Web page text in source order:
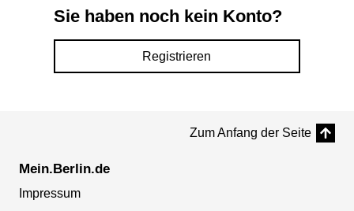
Sie haben noch kein Konto?
Registrieren
Zum Anfang der Seite
Mein.Berlin.de
Impressum